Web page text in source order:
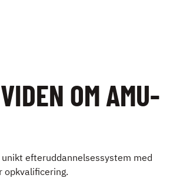
OM AMU-
efteruddannelsessystem med
opkvalificering.